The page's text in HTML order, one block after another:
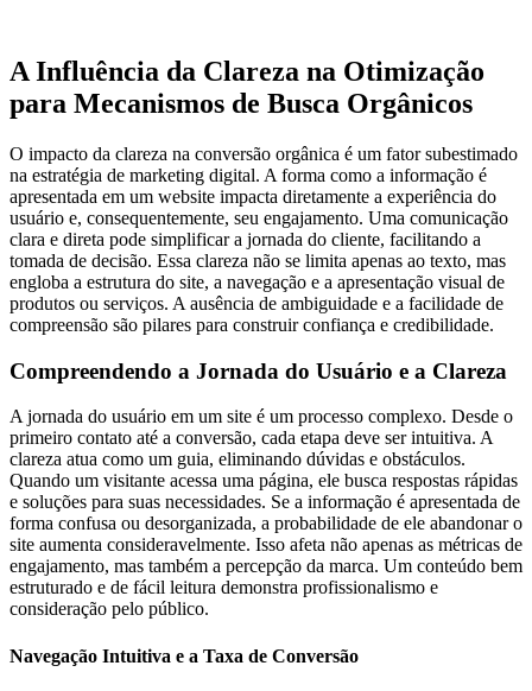
A Influência da Clareza na Otimização
para Mecanismos de Busca Orgânicos
O impacto da clareza na conversão orgânica é um fator subestimado
na estratégia de marketing digital. A forma como a informação é
apresentada em um website impacta diretamente a experiência do
usuário e, consequentemente, seu engajamento. Uma comunicação
clara e direta pode simplificar a jornada do cliente, facilitando a
tomada de decisão. Essa clareza não se limita apenas ao texto, mas
engloba a estrutura do site, a navegação e a apresentação visual de
produtos ou serviços. A ausência de ambiguidade e a facilidade de
compreensão são pilares para construir confiança e credibilidade.
Compreendendo a Jornada do Usuário e a Clareza
A jornada do usuário em um site é um processo complexo. Desde o
primeiro contato até a conversão, cada etapa deve ser intuitiva. A
clareza atua como um guia, eliminando dúvidas e obstáculos.
Quando um visitante acessa uma página, ele busca respostas rápidas
e soluções para suas necessidades. Se a informação é apresentada de
forma confusa ou desorganizada, a probabilidade de ele abandonar o
site aumenta consideravelmente. Isso afeta não apenas as métricas de
engajamento, mas também a percepção da marca. Um conteúdo bem
estruturado e de fácil leitura demonstra profissionalismo e
consideração pelo público.
Navegação Intuitiva e a Taxa de Conversão